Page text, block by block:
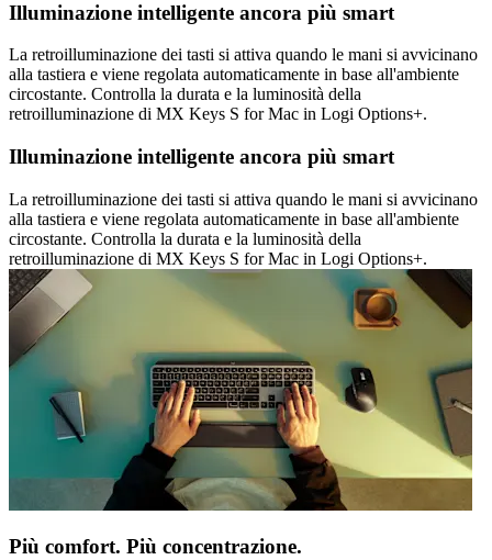
Illuminazione intelligente ancora più smart
La retroilluminazione dei tasti si attiva quando le mani si avvicinano
alla tastiera e viene regolata automaticamente in base all'ambiente
circostante. Controlla la durata e la luminosità della
retroilluminazione di MX Keys S for Mac in Logi Options+.
Illuminazione intelligente ancora più smart
La retroilluminazione dei tasti si attiva quando le mani si avvicinano
alla tastiera e viene regolata automaticamente in base all'ambiente
circostante. Controlla la durata e la luminosità della
retroilluminazione di MX Keys S for Mac in Logi Options+.
Più comfort. Più concentrazione.